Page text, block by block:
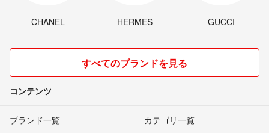
CHANEL HERMES GUCCI
すべてのブランドを見る
コンテンツ
ブランド一覧 カテゴリ一覧